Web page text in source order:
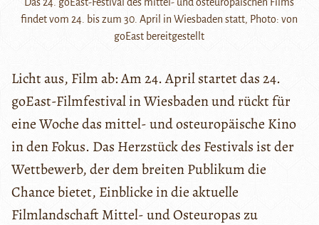
findet vom 24. bis zum 30. April in Wiesbaden statt, Photo: von
goEast bereitgestellt
Licht aus, Film ab: Am 24. April startet das 24.
goEast-Filmfestival in Wiesbaden und rückt für
eine Woche das mittel- und osteuropäische Kino
in den Fokus. Das Herzstück des Festivals ist der
Wettbewerb, der dem breiten Publikum die
Chance bietet, Einblicke in die aktuelle
Filmlandschaft Mittel- und Osteuropas zu